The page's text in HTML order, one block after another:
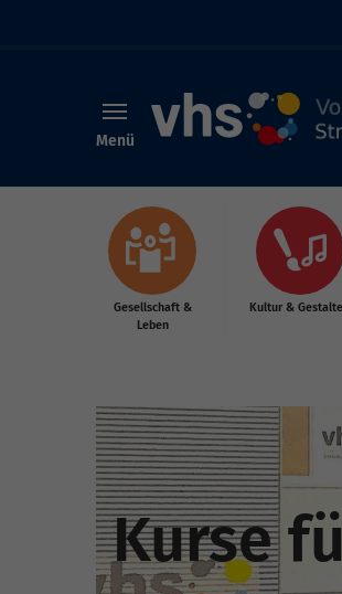
Menü
Gesellschaft &
Leben
Kultur &
Kurse